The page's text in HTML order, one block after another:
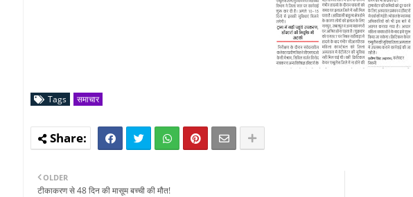
Tags समाचार
OLDER
टीकाकरण से 48 दिन की मासूम बच्ची की मौत!